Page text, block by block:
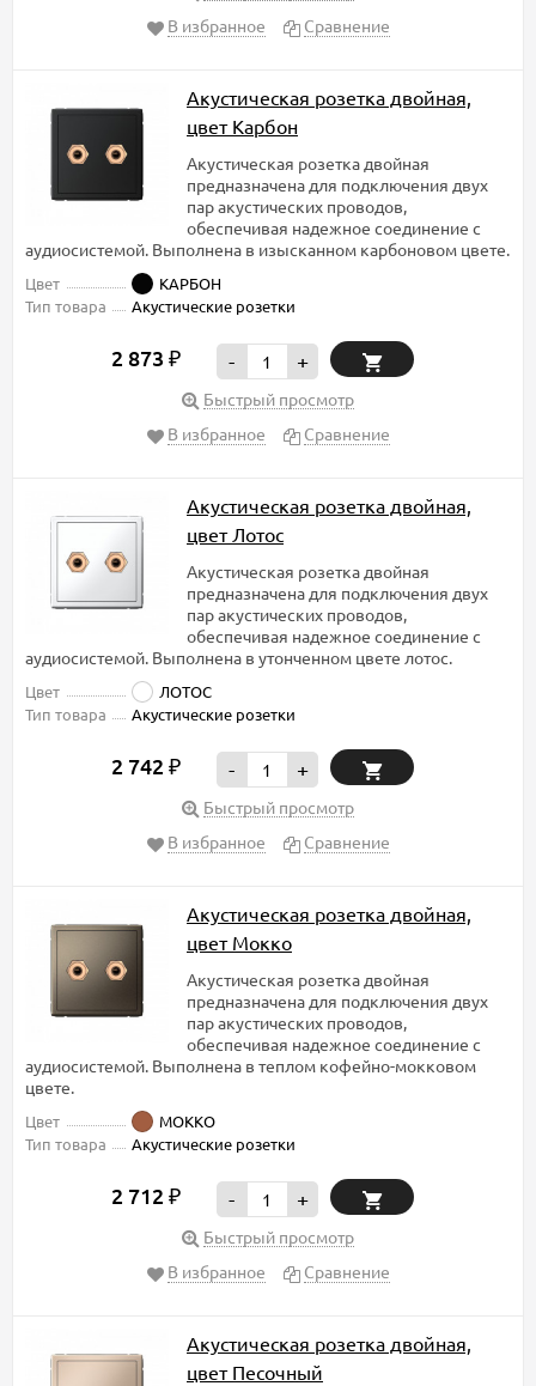
В избранное
Сравнение
Акустическая розетка двойная,
цвет Карбон
Акустическая розетка двойная
предназначена для подключения двух
пар акустических проводов,
обеспечивая надежное соединение с
аудиосистемой. Выполнена в изысканном карбоновом цвете.
Цвет
КАРБОН
Тип товара
Акустические розетки
2 873 ₽ - +
Быстрый просмотр
В избранное
Сравнение
Акустическая розетка двойная,
цвет Лотос
Акустическая розетка двойная
предназначена для подключения двух
пар акустических проводов,
обеспечивая надежное соединение с
аудиосистемой. Выполнена в утонченном цвете лотос.
Цвет
ЛОТОС
Тип товара
Акустические розетки
2 742 ₽ - +
Быстрый просмотр
В избранное
Сравнение
Акустическая розетка двойная,
цвет Мокко
Акустическая розетка двойная
предназначена для подключения двух
пар акустических проводов,
обеспечивая надежное соединение с
аудиосистемой. Выполнена в теплом кофейно-мокковом
цвете.
Цвет
МОККО
Тип товара
Акустические розетки
2 712 ₽ - +
Быстрый просмотр
В избранное
Сравнение
Акустическая розетка двойная,
цвет Песочный